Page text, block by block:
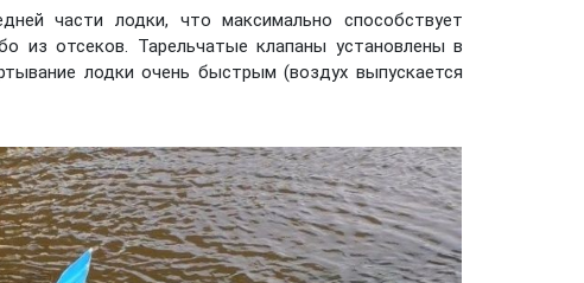
части лодки, что максимально способствует
из отсеков. Тарельчатые клапаны установлены в
лодки очень быстрым (воздух выпускается